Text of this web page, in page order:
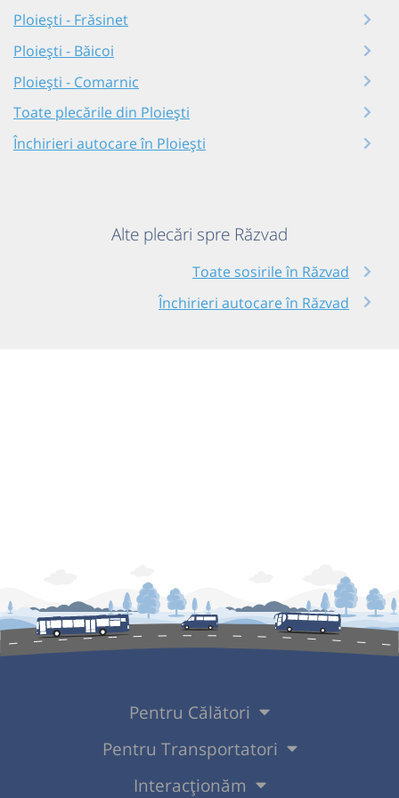
Ploiești - Frăsinet
Ploiești - Băicoi
Ploiești - Comarnic
Toate plecările din Ploiești
Închirieri autocare în Ploiești
Alte plecări spre Răzvad
Toate sosirile în Răzvad
Închirieri autocare în Răzvad
Pentru Călători
Pentru Transportatori
Interacționăm